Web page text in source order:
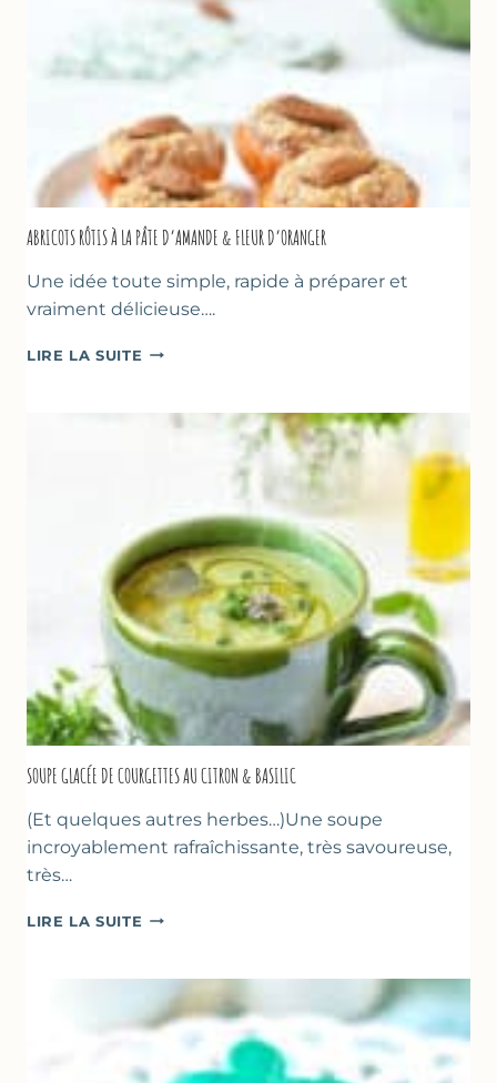
ABRICOTS RÔTIS À LA PÂTE D’AMANDE & FLEUR D’ORANGER
Une idée toute simple, rapide à préparer et
vraiment délicieuse….
LIRE LA SUITE ABRICOTS
D’ORANGER
SOUPE GLACÉE DE COURGETTES AU CITRON & BASILIC
(Et quelques autres herbes…)Une soupe
incroyablement rafraîchissante, très savoureuse,
très…
LIRE LA SUITE SOUPE
COURGETTES
CITRON
BASILIC